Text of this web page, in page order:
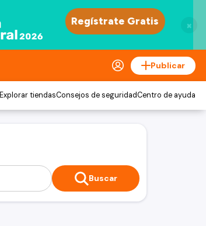
×
Publicar
Explorar tiendasConsejos de seguridadCentro de ayuda
Buscar